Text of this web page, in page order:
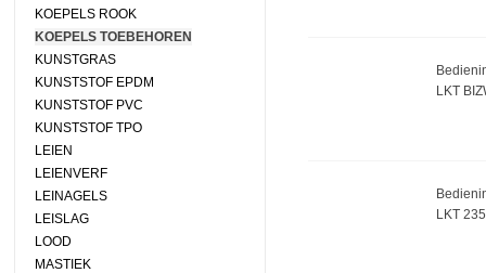
KOEPELS ROOK
KOEPELS TOEBEHOREN
KUNSTGRAS
KUNSTSTOF EPDM
KUNSTSTOF PVC
KUNSTSTOF TPO
LEIEN
LEIENVERF
LEINAGELS
LEISLAG
LOOD
MASTIEK
LKT
LKT